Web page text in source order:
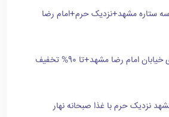
ستاره مشهد+نزدیک حرم+امام رضا
امام رضا مشهد+تا 90% تخفیف
نزدیک حرم با غذا صبحانه نهار